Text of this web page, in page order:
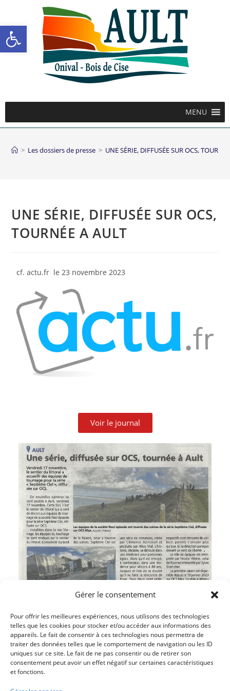
Ouvrir la barre d’outils
Gérer le consentement
Pour offrir les meilleures expériences, nous utilisons des technologies
telles que les cookies pour stocker et/ou accéder aux informations des
appareils. Le fait de consentir à ces technologies nous permettra de
traiter des données telles que le comportement de navigation ou les ID
uniques sur ce site. Le fait de ne pas consentir ou de retirer son
consentement peut avoir un effet négatif sur certaines caractéristiques
et fonctions.
MENU
> Les dossiers de presse > UNE SÉRIE, DIFFUSÉE SUR OCS,
UNE SÉRIE, DIFFUSÉE SUR OCS,
TOURNÉE A AULT
cf. actu.fr le 23 novembre 2023
Voir le journal
Article précédent
L’AVENIR DE LA MAISON DE SANTÉ REPOSE SUR LES
ÉLUS